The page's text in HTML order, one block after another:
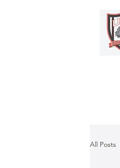
All Posts